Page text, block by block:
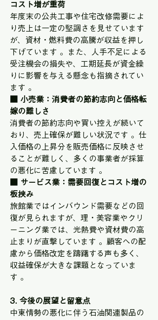
コスト増が重荷
年度末の公共工事や住宅改修需要によ
り売上は一定の堅調さを見せています
が、資材・燃料費の高騰が収益を押し
下げています 。また、人手不足による
受注機会の損失や、工期延長が資金繰
りに影響を与える懸念も指摘されてい
ます 。
■ 小売業：消費者の節約志向と価格転
嫁の難しさ
消費者の節約志向や買い控えが続いて
おり、売上確保が難しい状況です 。仕
入価格の上昇分を販売価格に反映させ
ることが難しく、多くの事業者が採算
の悪化に苦慮しています 。
■ サービス業：需要回復とコスト増の
板挟み
旅館業ではインバウンド需要などの回
復が見られますが、理・美容業やクリ
ーニング業では、光熱費や資材費の高
止まりが直撃しています 。顧客への配
慮から価格改定を躊躇する声も多く、
収益確保が大きな課題となっていま
す 。
3. 今後の展望と留意点
中東情勢の悪化に伴う石油関連製品の